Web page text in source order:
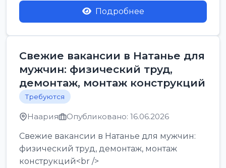
Подробнее
Свежие вакансии в Натанье для
мужчин: физический труд,
демонтаж, монтаж конструкций
Требуются
Наария Опубликовано: 16.06.2026
Свежие вакансии в Натанье для мужчин:
физический труд, демонтаж, монтаж
конструкций<br />